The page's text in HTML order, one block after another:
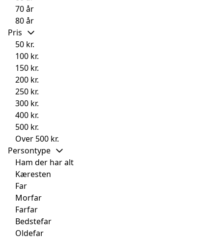
70 år
80 år
Pris
50 kr.
100 kr.
150 kr.
200 kr.
250 kr.
300 kr.
400 kr.
500 kr.
Over 500 kr.
Persontype
Ham der har alt
Kæresten
Far
Morfar
Farfar
Bedstefar
Oldefar